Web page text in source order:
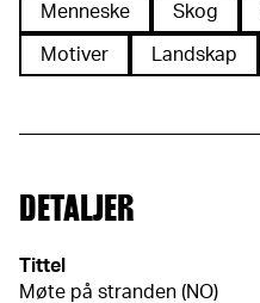
Menneske Skog
Motiver Landskap
DETALJER
Tittel
Møte på stranden (NO)